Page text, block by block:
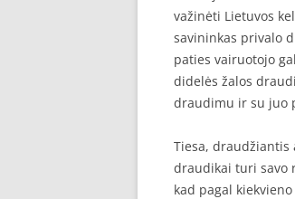
važinėti Lietuvos
savininkas privalo
paties vairuotojo
didelės žalos
draudimu ir su juo
Tiesa,
draudikai turi savo
kad pagal